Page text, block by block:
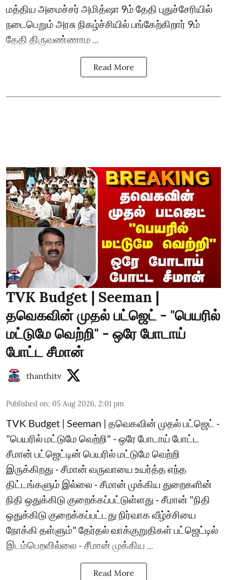
மத்திய அமைச்சர் அமித்ஷா 9ம் தேதி புதுச்சேரியில்
நடைபெறும் அரசு நிகழ்ச்சியில் பங்கேற்கிறார் 9ம்
தேதி திருவண்ணாம ...
Read More
TVK Budget | Seeman |
தவெகவின் முதல் பட்ஜெட் - "பெயரில்
மட்டுமே வெற்றி" - ஒரே போடாய்
போட்ட சீமான்
thanthitv
Published on: 05 Aug 2026, 2:01 pm
TVK Budget | Seeman | தவெகவின் முதல் பட்ஜெட் -
"பெயரில் மட்டுமே வெற்றி" - ஒரே போடாய் போட்ட
சீமான் பட்ஜெட்டின் பெயரில் மட்டுமே வெற்றி
இருக்கிறது - சீமான் வருவாயை உயர்த்த எந்த
திட்டங்களும் இல்லை - சீமான் முக்கிய துறைகளின்
நிதி ஒதுக்கிடு குறைக்கப்பட்டுள்ளது - சீமான் "நிதி
ஒதுக்கிடு குறைக்கப்பட்டது நிர்வாக வீழ்ச்சியை
நோக்கி தள்ளும்" தேர்தல் வாக்குறுதிகள் பட்ஜெட்டில்
இடம்பெறவில்லை - சீமான் முக்கிய ...
Read More